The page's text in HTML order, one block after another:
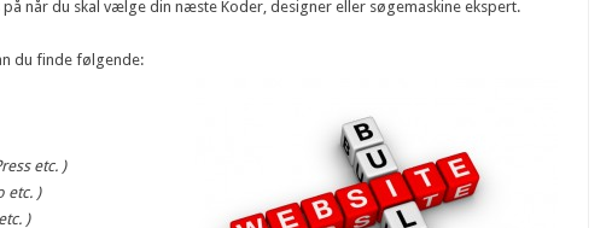
når du skal vælge din næste Koder, designer eller søgemaskine ekspert.
du finde følgende:
etc. )
etc. )
)